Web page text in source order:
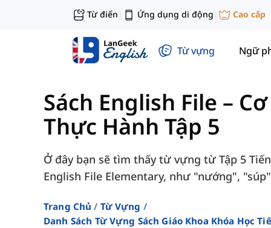
Từ điển | Ứng dụng di động | Cao cấp
Từ vựng Ngữ
Sách English File –
Thực Hành Tập 5
Ở đây bạn sẽ tìm thấy từ vựng từ Tập 5
English File Elementary, như "nướng",
Trang Chủ
Từ Vựng
Danh Sách Từ Vựng Sách Giáo Khoa Khóa Học